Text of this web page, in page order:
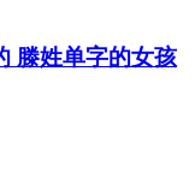
滕姓单字的女孩